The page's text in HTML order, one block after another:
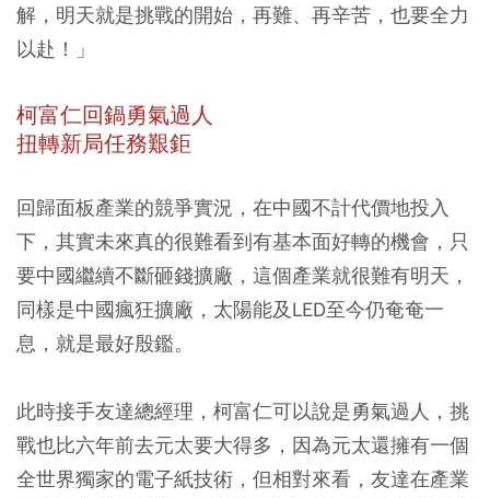
解，明天就是挑戰的開始，再難、再辛苦，也要全力
以赴！」
柯富仁回鍋勇氣過人
扭轉新局任務艱鉅
回歸面板產業的競爭實況，在中國不計代價地投入
下，其實未來真的很難看到有基本面好轉的機會，只
要中國繼續不斷砸錢擴廠，這個產業就很難有明天，
同樣是中國瘋狂擴廠，太陽能及LED至今仍奄奄一
息，就是最好殷鑑。
此時接手友達總經理，柯富仁可以說是勇氣過人，挑
戰也比六年前去元太要大得多，因為元太還擁有一個
全世界獨家的電子紙技術，但相對來看，友達在產業